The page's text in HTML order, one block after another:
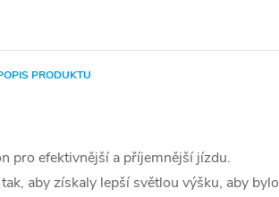
PRODUKTU
pro efektivnější a příjemnější jízdu.
aby získaly lepší světlou výšku, aby bylo